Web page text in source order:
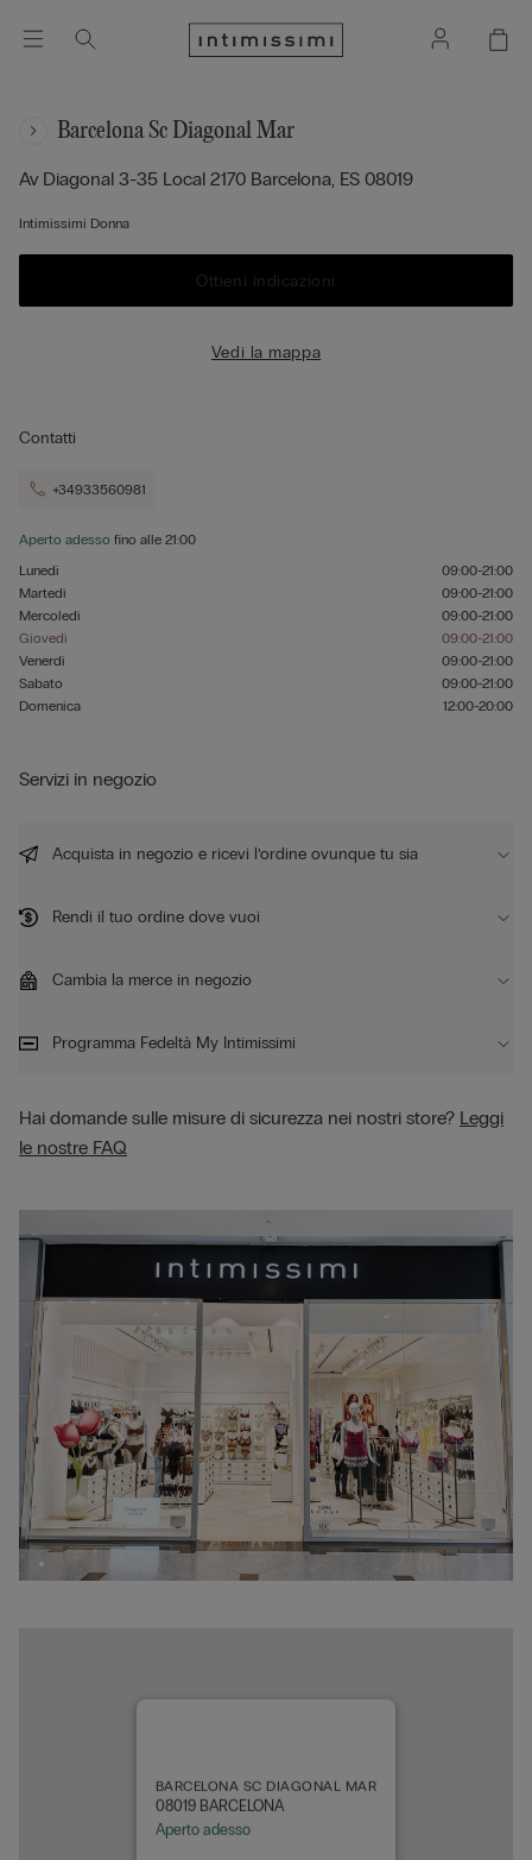
Barcelona Sc Diagonal Mar
Av Diagonal 3-35 Local 2170 Barcelona, ES 08019
Intimissimi Donna
Ottieni indicazioni
Vedi la mappa
Contatti
+34933560981
Aperto adesso fino alle 21:00
Lunedì
09:00-21:00
Martedì
09:00-21:00
Mercoledì
09:00-21:00
Giovedì
09:00-21:00
Venerdì
09:00-21:00
Sabato
09:00-21:00
Domenica
12:00-20:00
BARCELONA SC DIAGONAL MAR
08019 BARCELONA
Aperto adesso
Servizi in negozio
Acquista in negozio e ricevi l’ordine ovunque tu sia
Rendi il tuo ordine dove vuoi
Cambia la merce in negozio
Programma Fedeltà My Intimissimi
Hai domande sulle misure di sicurezza nei nostri store? Leggi
le nostre FAQ